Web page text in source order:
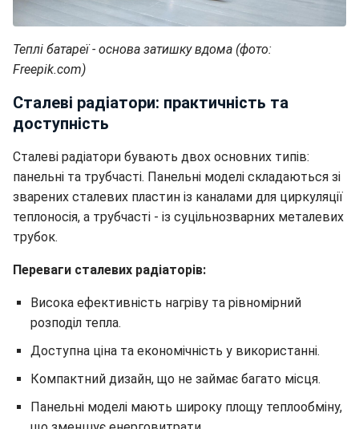
Теплі батареї - основа затишку вдома (фото:
Freepik.com)
Сталеві радіатори: практичність та
доступність
Сталеві радіатори бувають двох основних типів:
панельні та трубчасті. Панельні моделі складаються зі
зварених сталевих пластин із каналами для циркуляції
теплоносія, а трубчасті - із суцільнозварних металевих
трубок.
Переваги сталевих радіаторів:
Висока ефективність нагріву та рівномірний
розподіл тепла.
Доступна ціна та економічність у використанні.
Компактний дизайн, що не займає багато місця.
Панельні моделі мають широку площу теплообміну,